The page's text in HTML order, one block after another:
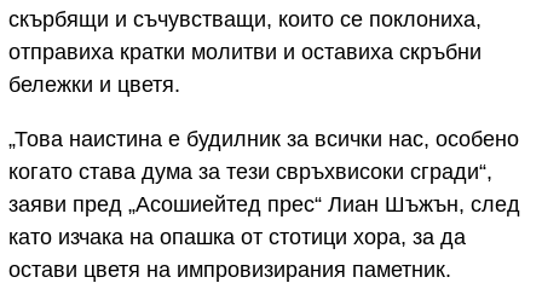
скърбящи и съчувстващи, които се поклониха,
отправиха кратки молитви и оставиха скръбни
бележки и цветя.
„Това наистина е будилник за всички нас, особено
когато става дума за тези свръхвисоки сгради“,
заяви пред „Асошиейтед прес“ Лиан Шъжън, след
като изчака на опашка от стотици хора, за да
остави цветя на импровизирания паметник.